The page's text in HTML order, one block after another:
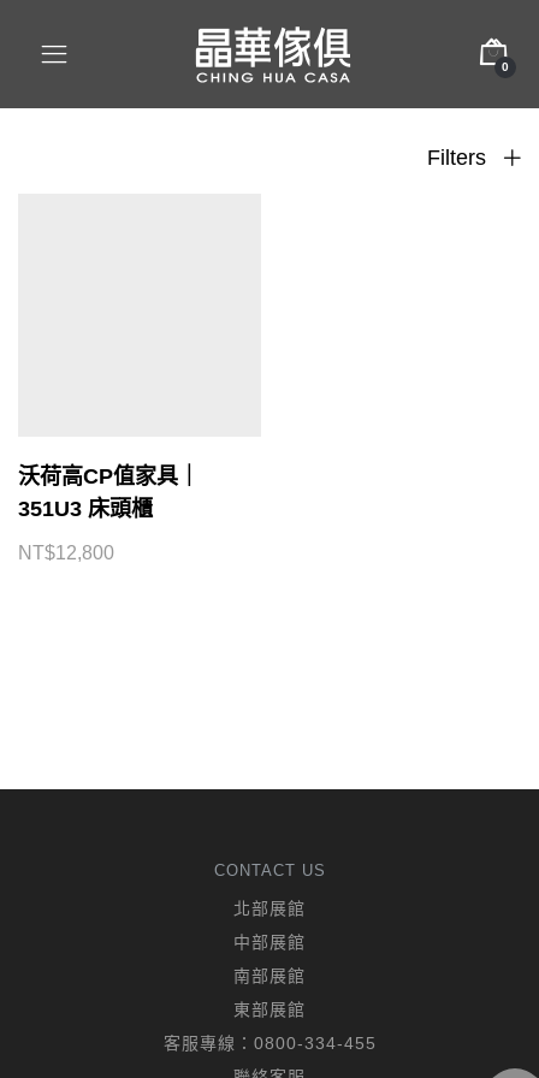
0
Filters
沃荷高CP值家具｜
351U3 床頭櫃
NT$12,800
CONTACT US
北部展館
中部展館
南部展館
東部展館
客服專線： 0800-334-455